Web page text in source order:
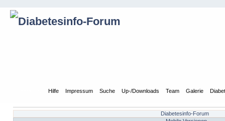
Hilfe Impressum Suche Up-/Downloads Team Galerie
Diabetesinfo-Forum